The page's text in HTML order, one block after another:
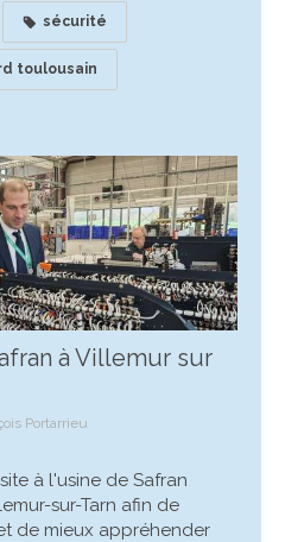
sécurité
toulousain
à Villemur sur
Portarrieu
à l'usine de Safran
sur-Tarn afin de
de mieux appréhender